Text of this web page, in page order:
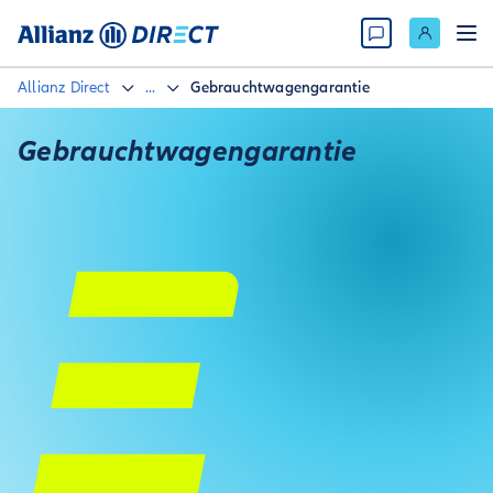
Allianz Direct ... Gebrauchtwagengarantie
Gebrauchtwa­gengarantie